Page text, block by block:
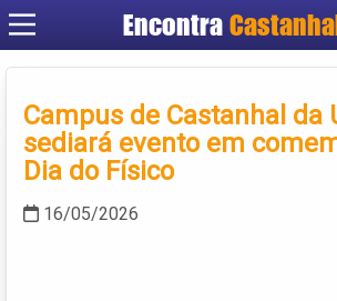
Encontra
Cadastrar
Criar conta
Campus de Castanhal da
sediará evento em
Dia do Físico
16/05/2026